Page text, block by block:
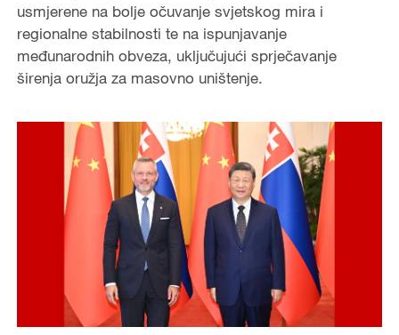
usmjerene na bolje očuvanje svjetskog mira i
regionalne stabilnosti te na ispunjavanje
međunarodnih obveza, uključujući sprječavanje
širenja oružja za masovno uništenje.